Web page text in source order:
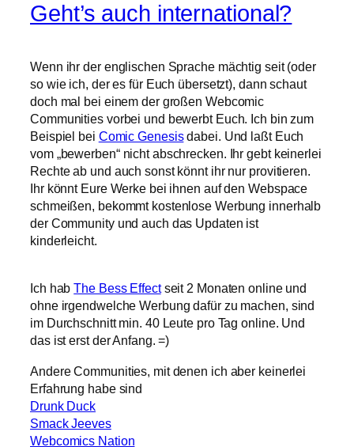
Geht’s auch international?
Wenn ihr der englischen Sprache mächtig seit (oder
so wie ich, der es für Euch übersetzt), dann schaut
doch mal bei einem der großen Webcomic
Communities vorbei und bewerbt Euch. Ich bin zum
Beispiel bei Comic Genesisdabei. Und laßt Euch
vom „bewerben“ nicht abschrecken. Ihr gebt keinerlei
Rechte ab und auch sonst könnt ihr nur provitieren.
Ihr könnt Eure Werke bei ihnen auf den Webspace
schmeißen, bekommt kostenlose Werbung innerhalb
der Community und auch das Updaten ist
kinderleicht.
Ich habThe Bess Effectseit 2 Monaten online und
ohne irgendwelche Werbung dafür zu machen, sind
im Durchschnitt min. 40 Leute pro Tag online. Und
das ist erst der Anfang. =)
Andere Communities, mit denen ich aber keinerlei
Erfahrung habe sind
Drunk Duck
Smack Jeeves
Webcomics Nation